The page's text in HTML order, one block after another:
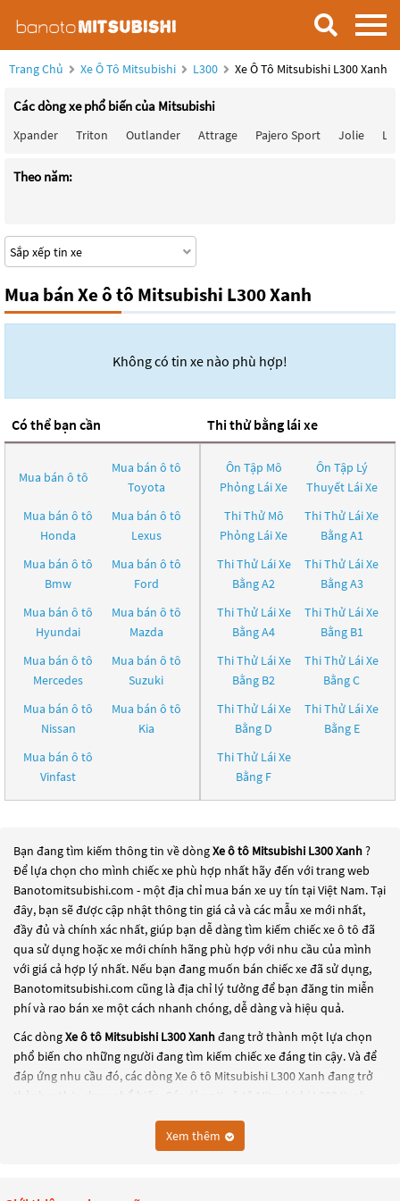
Trang Chủ Xe Ô Tô Mitsubishi L300 Xe Ô Tô Mitsubishi L300 Xanh
Các dòng xe phổ biến của Mitsubishi
Xpander Triton Outlander Attrage Pajero Sport Jolie
Theo năm:
Mua bán Xe ô tô Mitsubishi L300 Xanh
Không có tin xe nào phù hợp!
Có thể bạn cần
Mua bán ô tô
Mua bán ô tô
Toyota
Mua bán ô tô
Honda
Mua bán ô tô
Lexus
Mua bán ô tô
Bmw
Mua bán ô tô
Ford
Mua bán ô tô
Hyundai
Mua bán ô tô
Mazda
Mua bán ô tô
Mercedes
Mua bán ô tô
Suzuki
Mua bán ô tô
Nissan
Mua bán ô tô
Kia
Mua bán ô tô
Vinfast
Thi thử bằng lái xe
Ôn Tập Mô
Phỏng Lái Xe
Ôn Tập Lý
Thuyết Lái Xe
Thi Thử Mô
Phỏng Lái Xe
Thi Thử Lái Xe
Bằng A1
Thi Thử Lái Xe
Bằng A2
Thi Thử Lái Xe
Bằng A3
Thi Thử Lái Xe
Bằng A4
Thi Thử Lái Xe
Bằng B1
Thi Thử Lái Xe
Bằng B2
Thi Thử Lái Xe
Bằng C
Thi Thử Lái Xe
Bằng D
Thi Thử Lái Xe
Bằng E
Thi Thử Lái Xe
Bằng F
Bạn đang tìm kiếm thông tin về dòngXe ô tô Mitsubishi L300 Xanh?
Để lựa chọn cho mình chiếc xe phù hợp nhất hãy đến với trang web
Banotomitsubishi.com - một địa chỉ mua bán xe uy tín tại Việt Nam. Tại
đây, bạn sẽ được cập nhật thông tin giá cả và các mẫu xe mới nhất,
đầy đủ và chính xác nhất, giúp bạn dễ dàng tìm kiếm chiếc xe ô tô đã
qua sử dụng hoặc xe mới chính hãng phù hợp với nhu cầu của mình
với giá cả hợp lý nhất. Nếu bạn đang muốn bán chiếc xe đã sử dụng,
Banotomitsubishi.com cũng là địa chỉ lý tưởng để bạn đăng tin miễn
phí và rao bán xe một cách nhanh chóng, dễ dàng và hiệu quả.
Các dòngXe ô tô Mitsubishi L300 Xanhđang trở thành một lựa chọn
phổ biến cho những người đang tìm kiếm chiếc xe đáng tin cậy. Và để
đáp ứng nhu cầu đó, các dòngXe ô tô Mitsubishi L300 Xanh đang trở
thành sự lựa chọn phổ biến. Các dòng
dòng xe mới với thiết kế hiện đại và công nghệ tiên tiến. Các dòng
này đều được kiểm tra và bảo dưỡng kỹ lưỡng
một chiếc xe, hãy khám phá các dòng
Xem thêm